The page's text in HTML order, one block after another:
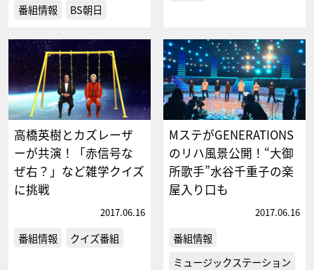
番組情報 BS朝日
高橋英樹とカズレーザ
ーが共演！「赤信号な
ぜ右？」など雑学クイズ
に挑戦
2017.06.16
番組情報 クイズ番組
MステがGENERATIONS
のリハ風景公開！“大御
所歌手”水谷千重子の楽
屋入り口も
2017.06.16
番組情報
ミュージックステーション